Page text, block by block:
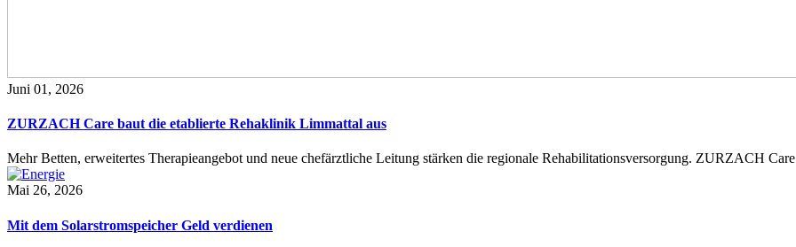
Juni 01, 2026
ZURZACH Care baut die etablierte Rehaklinik Limmattal aus
Mehr Betten, erweitertes Therapieangebot und neue chefärztliche Leitung stärken die regionale Rehabilitationsversorgung. ZURZACH
Mai 26, 2026
Mit dem Solarstromspeicher Geld verdienen